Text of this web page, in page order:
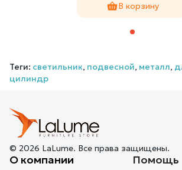
В корзину
Теги: светильник, подвесной, металл,
цилиндр
© 2026 LaLume. Все права защищены.
О компании Помощь